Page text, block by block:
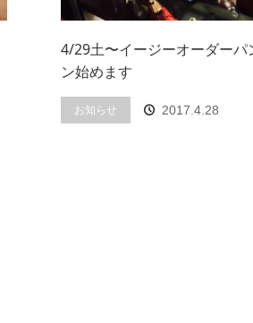
4/29土〜イージーオーダーパ
ン始めます
お知らせ 2017.4.28